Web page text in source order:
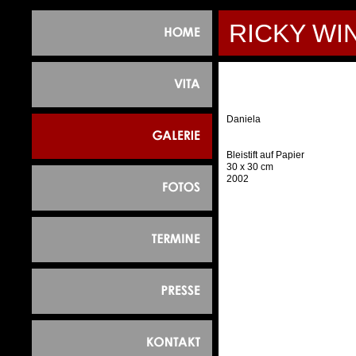
RICKY
Daniela
Bleistift auf Papier
30 x 30 cm
2002